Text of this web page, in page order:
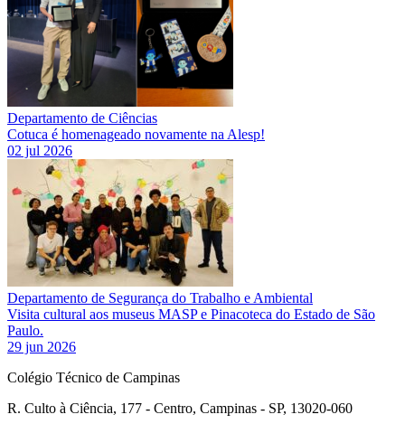
Departamento de Ciências
Cotuca é homenageado novamente na Alesp!
02 jul 2026
Departamento de Segurança do Trabalho e Ambiental
Visita cultural aos museus MASP e Pinacoteca do Estado de São
Paulo.
29 jun 2026
Colégio Técnico de Campinas
R. Culto à Ciência, 177 - Centro, Campinas - SP, 13020-060